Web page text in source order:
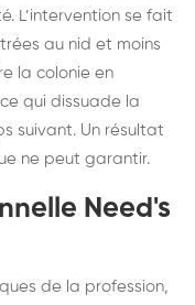
L’intervention se fait
au nid et moins
la colonie en
qui dissuade la
suivant. Un résultat
ne peut garantir.
Need's
de la profession,